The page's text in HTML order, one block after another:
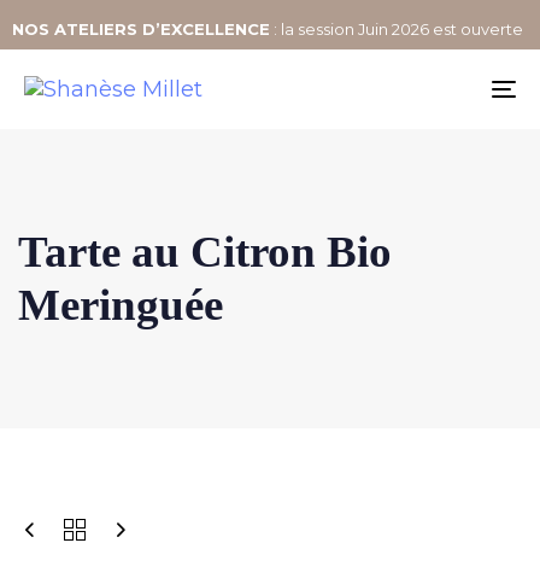
NOS ATELIERS D’EXCELLENCE : la session Juin 2026 est ouverte
Tarte au Citron Bio
Meringuée